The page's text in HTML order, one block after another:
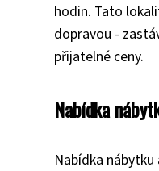
hodin. Tato
dopravou -
přijatelné ceny.
Nabídka
Nabídka